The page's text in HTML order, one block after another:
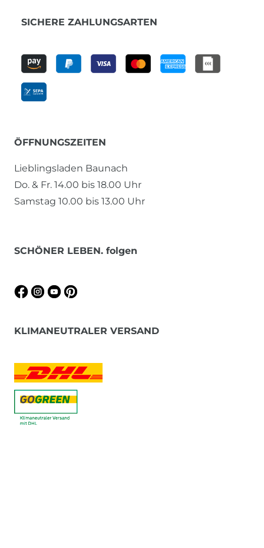
SICHERE ZAHLUNGSARTEN
ÖFFNUNGSZEITEN
Lieblingsladen Baunach
Do. & Fr. 14.00 bis 18.00 Uhr
Samstag 10.00 bis 13.00 Uhr
SCHÖNER LEBEN. folgen
KLIMANEUTRALER VERSAND